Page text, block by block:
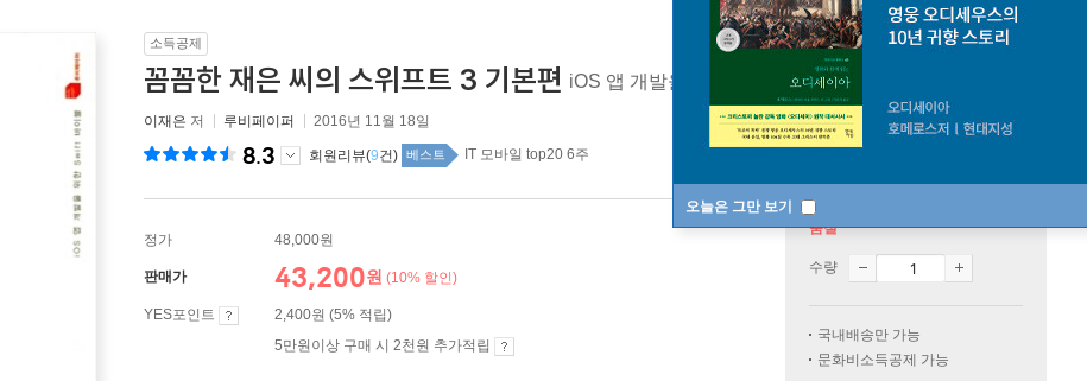
오늘은 그만 보기
소득공제
꼼꼼한 재은 씨의 스위프트 3 기본편 iOS 앱 개발을 위한 Swift 바이블
이재은 저 루비페이퍼 2016년 11월 18일
8.3 회원리뷰(9건) 베스트 IT 모바일 top20 6주
정가 48,000원
판매가 43,200원 (10% 할인)
YES포인트
2,400원 (5% 적립)
5만원이상 구매 시 2천원 추가적립
품절
수량
국내배송만 가능
문화비소득공제 가능